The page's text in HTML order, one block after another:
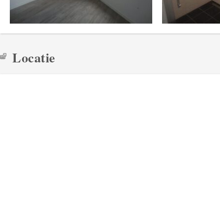
Locatie